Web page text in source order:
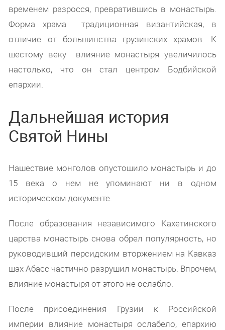
временем разросся, превратившись в монастырь.
Форма храма традиционная византийская, в
отличие от большинства грузинских храмов. К
шестому веку влияние монастыря увеличилось
настолько, что он стал центром Бодбийской
епархии.
Дальнейшая история
Святой Нины
Нашествие монголов опустошило монастырь и до
15 века о нем не упоминают ни в одном
историческом документе.
После образования независимого Кахетинского
царства монастырь снова обрел популярность, но
руководивший персидским вторжением на Кавказ
шах Абасс частично разрушил монастырь. Впрочем,
влияние монастыря от этого не ослабло.
После присоединения Грузии к Российской
империи влияние монастыря ослабело, епархию